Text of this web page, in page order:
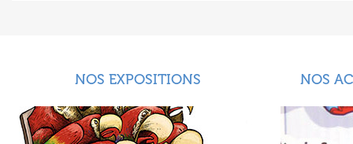
NOS EXPOSITIONS NOS